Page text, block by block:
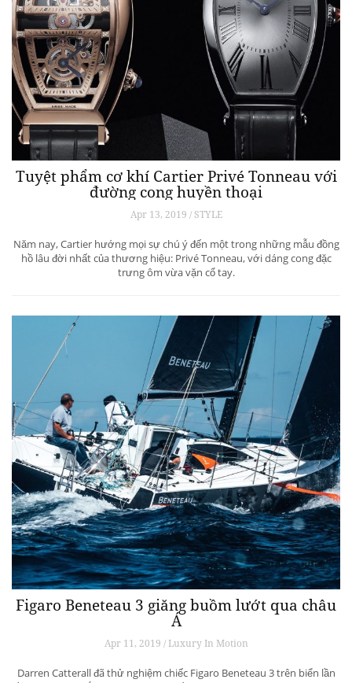
Tuyệt phẩm cơ khí Cartier Privé Tonneau với
đường cong huyền thoại
Apr 13, 2019 / STYLE
Năm nay, Cartier hướng mọi sự chú ý đến một trong những mẫu đồng
hồ lâu đời nhất của thương hiệu: Privé Tonneau, với dáng cong đặc
trưng ôm vừa vặn cổ tay.
Figaro Beneteau 3 giăng buồm lướt qua châu
Á
Apr 11, 2019 / Luxury In Motion
Darren Catterall đã thử nghiệm chiếc Figaro Beneteau 3 trên biển lần